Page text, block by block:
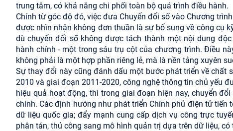
trung tâm, có khả năng chi phối toàn bộ quá trình điều hành.
Chính từ góc độ đó, việc đưa Chuyển đổi số vào Chương
được nhìn nhận không đơn thuần là sự bổ sung về công cụ
dù chuyển đổi số không được tách thành một nội dung
hành chính - một trong sáu trụ cột của chương trình. Điều
không phải là một hợp phần riêng lẻ, mà là nền tảng xuyên
Sự thay đổi này cũng đánh dấu một bước phát triển về chất
2010 và giai đoạn 2011-2020, công nghệ thông tin chủ yếu
hiệu quả hoạt động, thì trong giai đoạn hiện nay, chuyển
chính. Các định hướng như phát triển Chính phủ điện tử tiến
dữ liệu quốc gia; đẩy mạnh cung cấp dịch vụ công trực
phân tán, thủ công sang mô hình quản trị dựa trên dữ liệu,